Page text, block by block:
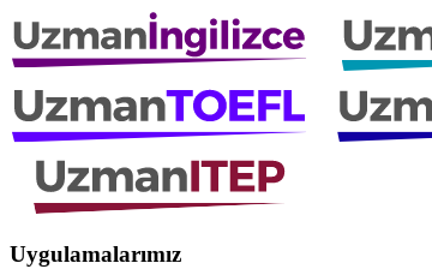
Uygulamalarımız